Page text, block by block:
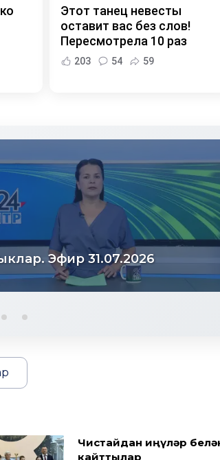
Этот танец невесты
оставит вас без слов!
Пересмотрела 10 раз
203 54 59
Эфир 30.07.2026
Чистайдан җиңүләр
кайттылар